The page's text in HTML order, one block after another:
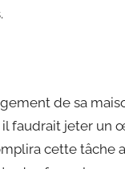
de sa
faudrait jeter
cette tâche